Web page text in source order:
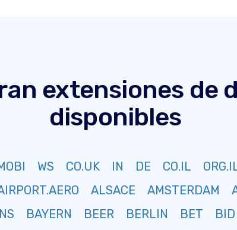
extensiones de
disponibles
WS CO.UK IN DE CO.IL
ALSACE AMSTERDAM
BAYERN BEER BERLIN BET BID